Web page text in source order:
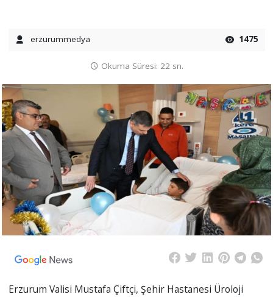
erzurummedya 1475
Okuma Süresi: 22 sn.
Erzurum Valisi Mustafa Çiftçi, Şehir Hastanesi Üroloji